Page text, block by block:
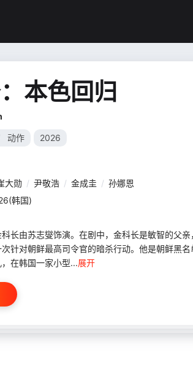
本色回归
动作 2026
大勋 / 尹敬浩 / 金成圭 / 孙娜恩
韩国)
长由苏志燮饰演。在剧中，金科长是敏智的父
针对朝鲜最高司令官的暗杀行动。他是朝鲜黑
在韩国一家小型...展开